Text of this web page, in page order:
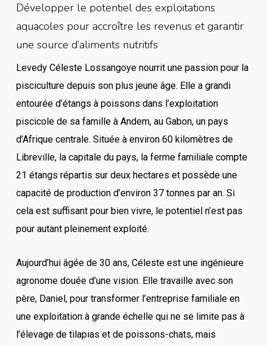
Développer le potentiel des exploitations
aquacoles pour accroître les revenus et garantir
une source d’aliments nutritifs
Levedy Céleste Lossangoye nourrit une passion pour la
pisciculture depuis son plus jeune âge. Elle a grandi
entourée d’étangs à poissons dans l’exploitation
piscicole de sa famille à Andem, au Gabon, un pays
d’Afrique centrale. Située à environ 60 kilomètres de
Libreville, la capitale du pays, la ferme familiale compte
21 étangs répartis sur deux hectares et possède une
capacité de production d’environ 37 tonnes par an. Si
cela est suffisant pour bien vivre, le potentiel n’est pas
pour autant pleinement exploité.
Aujourd’hui âgée de 30 ans, Céleste est une ingénieure
agronome douée d’une vision. Elle travaille avec son
père, Daniel, pour transformer l’entreprise familiale en
une exploitation à grande échelle qui ne se limite pas à
l’élevage de tilapias et de poissons-chats, mais